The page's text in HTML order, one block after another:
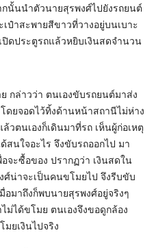
นั้นนำตัวนายสุรพงศ์ไปยังรถยนต์
ป๋าสะพายสีขาวที่วางอยู่บนเบาะ
ดประตูรถแล้วหยิบเงินสดจำนวน
กล่าวว่า ตนเองขับรถยนต์มาส่ง
ดยจอดไว้ทิ้งด้านหน้าสถานีไม่ห่าง
วตนเองก็เดินมาที่รถ เห็นผู้ก่อเหตุ
สนใจอะไร จึงขับรถออกไป มา
จะซื้อของ ปรากฏว่า เงินสดใน
ศ์น่าจะเป็นคนขโมยไป จึงรีบขับ
มาถึงก็พบนายสุรพงศ์อยู่จริงๆ
ม่ได้ขโมย ตนเองจึงขอดูกล้อง
ยเงินไปจริง